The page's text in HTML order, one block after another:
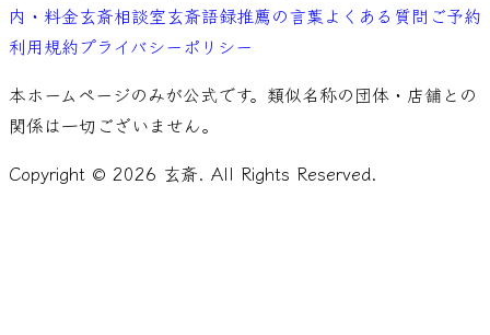
内・料金玄斎相談室玄斎語録推薦の言葉 よくある質問 ご予約
利用規約プライバシーポリシー
本ホームページのみが公式です。類似名称の団体・店舗との
関係は一切ございません。
Copyright © 2026 玄斎. All Rights Reserved.